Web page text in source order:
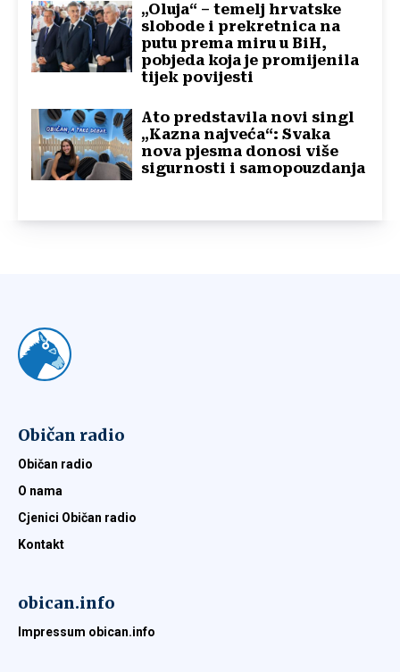
„Oluja“ – temelj hrvatske
slobode i prekretnica na
putu prema miru u BiH,
pobjeda koja je promijenila
tijek povijesti
Ato predstavila novi singl
„Kazna najveća“: Svaka
nova pjesma donosi više
sigurnosti i samopouzdanja
Običan radio
Običan radio
O nama
Cjenici Običan radio
Kontakt
obican.info
Impressum obican.info